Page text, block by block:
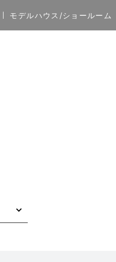
モデルハウス/ショールーム